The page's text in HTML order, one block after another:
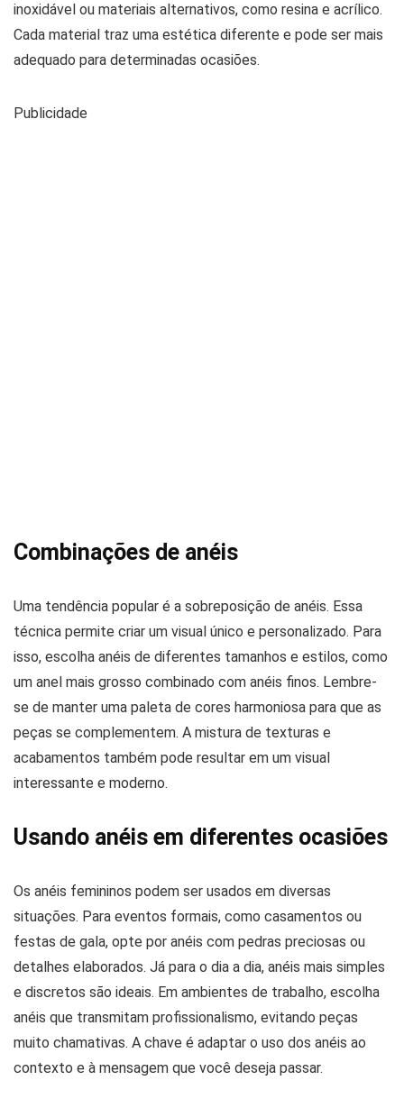
inoxidável ou materiais alternativos, como resina e acrílico.
Cada material traz uma estética diferente e pode ser mais
adequado para determinadas ocasiões.
Publicidade
Combinações de anéis
Uma tendência popular é a sobreposição de anéis. Essa
técnica permite criar um visual único e personalizado. Para
isso, escolha anéis de diferentes tamanhos e estilos, como
um anel mais grosso combinado com anéis finos. Lembre-
se de manter uma paleta de cores harmoniosa para que as
peças se complementem. A mistura de texturas e
acabamentos também pode resultar em um visual
interessante e moderno.
Usando anéis em diferentes ocasiões
Os anéis femininos podem ser usados em diversas
situações. Para eventos formais, como casamentos ou
festas de gala, opte por anéis com pedras preciosas ou
detalhes elaborados. Já para o dia a dia, anéis mais simples
e discretos são ideais. Em ambientes de trabalho, escolha
anéis que transmitam profissionalismo, evitando peças
muito chamativas. A chave é adaptar o uso dos anéis ao
contexto e à mensagem que você deseja passar.